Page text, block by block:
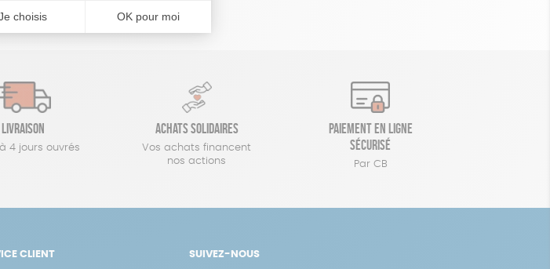
Livraison
4 jours ouvrés
Achats solidaires
Vos achats financent
nos actions
Paiement en ligne
sécurisé
Par CB
CLIENT SUIVEZ-NOUS